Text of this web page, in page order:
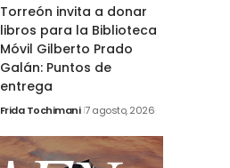
Torreón invita a donar
libros para la Biblioteca
Móvil Gilberto Prado
Galán: Puntos de
entrega
Frida Tochimani 7 agosto, 2026